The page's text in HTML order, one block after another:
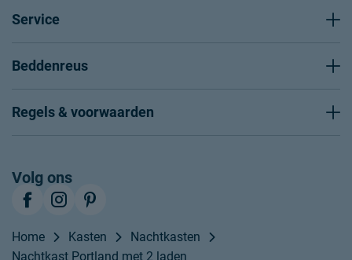
Service
Beddenreus
Regels & voorwaarden
Volg ons
Home Kasten
Nachtkasten
Nachtkast Portland met 2 laden